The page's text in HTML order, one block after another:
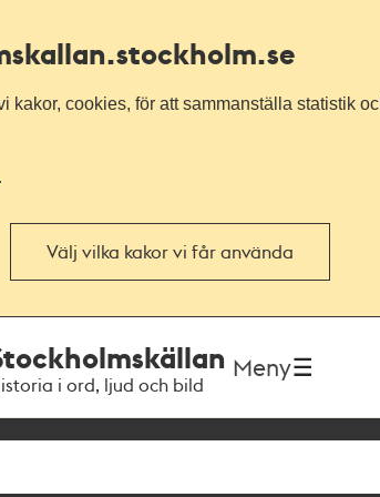
.stockholm.se
kakor, cookies, för att sammanställa statistik
Välj vilka kakor vi får använda
i ord, ljud och bild
Meny